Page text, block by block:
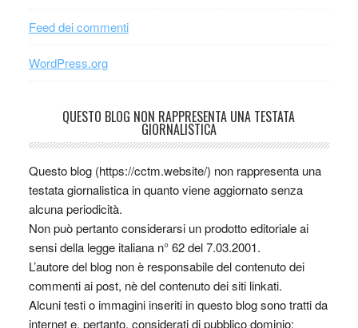
Feed dei commenti
WordPress.org
QUESTO BLOG NON RAPPRESENTA UNA TESTATA
GIORNALISTICA
Questo blog (https://cctm.website/) non rappresenta una
testata giornalistica in quanto viene aggiornato senza
alcuna periodicità.
Non può pertanto considerarsi un prodotto editoriale ai
sensi della legge italiana n° 62 del 7.03.2001.
L’autore del blog non è responsabile del contenuto dei
commenti ai post, nè del contenuto dei siti linkati.
Alcuni testi o immagini inseriti in questo blog sono tratti da
internet e, pertanto, considerati di pubblico dominio;